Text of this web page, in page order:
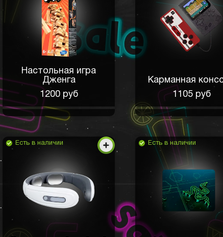
Настольная игра
Дженга
1200 руб
Карманная
1105 руб
Есть в наличии Есть в наличии